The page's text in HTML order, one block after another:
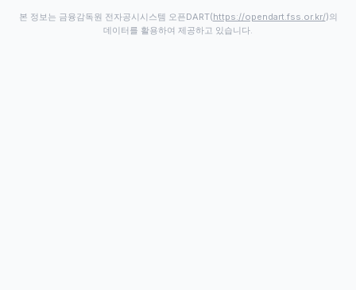
본 정보는 금융감독원 전자공시시스템 오픈DART(https://opendart.fss.or.kr/)의
데이터를 활용하여 제공하고 있습니다.